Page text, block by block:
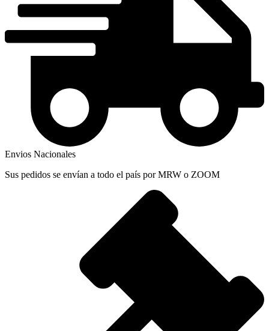
Envios Nacionales
Sus pedidos se envían a todo el país por MRW o ZOOM